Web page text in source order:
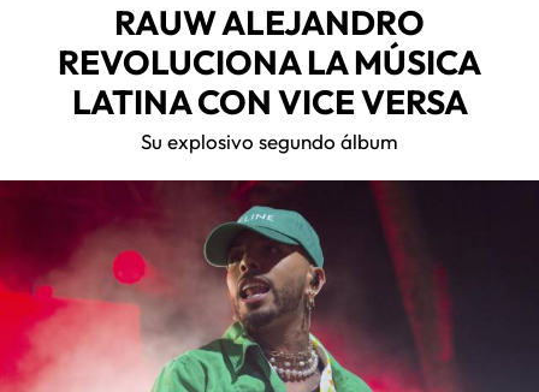
RAUW ALEJANDRO
REVOLUCIONA LA MÚSICA
LATINA CON VICE VERSA
Su explosivo segundo álbum